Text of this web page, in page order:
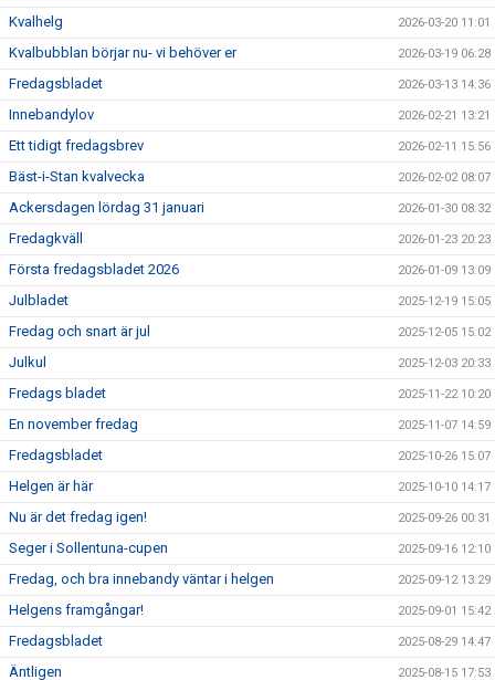
Kvalhelg 2026-03-20 11:01
Kvalbubblan börjar nu- vi behöver er 2026-03-19 06:28
Fredagsbladet 2026-03-13 14:36
Innebandylov 2026-02-21 13:21
Ett tidigt fredagsbrev 2026-02-11 15:56
Bäst-i-Stan kvalvecka 2026-02-02 08:07
Ackersdagen lördag 31 januari 2026-01-30 08:32
Fredagkväll 2026-01-23 20:23
Första fredagsbladet 2026 2026-01-09 13:09
Julbladet 2025-12-19 15:05
Fredag och snart är jul 2025-12-05 15:02
Julkul 2025-12-03 20:33
Fredags bladet 2025-11-22 10:20
En november fredag 2025-11-07 14:59
Fredagsbladet 2025-10-26 15:07
Helgen är här 2025-10-10 14:17
Nu är det fredag igen! 2025-09-26 00:31
Seger i Sollentuna-cupen 2025-09-16 12:10
Fredag, och bra innebandy väntar i helgen 2025-09-12 13:29
Helgens framgångar! 2025-09-01 15:42
Fredagsbladet 2025-08-29 14:47
Äntligen 2025-08-15 17:53